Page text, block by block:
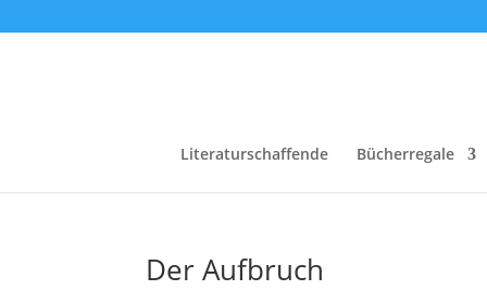
Literaturschaffende Bücherregale
Der Aufbruch